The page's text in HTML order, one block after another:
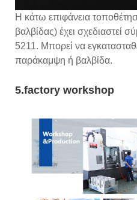
Η κάτω επιφάνεια
βαλβίδας) έχει σχεδιαστεί
5211. Μπορεί να
παράκαμψη ή βαλβίδα.
5.factory workshop